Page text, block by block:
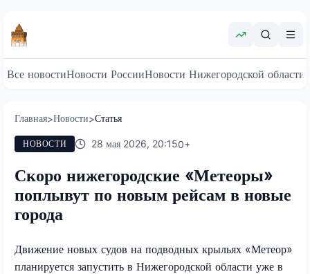
Все новостиНовости РоссииНовости Нижегородской области
Главная>Новости>Статья
НОВОСТИ 28 мая 2026, 20:150+
Скоро нижегородские «Метеоры»
поплывут по новым рейсам в новые
города
Движение новых судов на подводных крыльях «Метеор»
планируется запустить в Нижегородской области уже в